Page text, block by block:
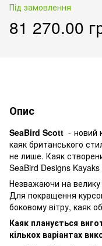
Під замовлення
81 270.00
Опис
SeaBird Scott - новий
каяк британського
не лише. Каяк
SeaBird Designs
Незважаючи на
Для покращення
боковому вітру, каяк
Каяк планується
кількох варіантах